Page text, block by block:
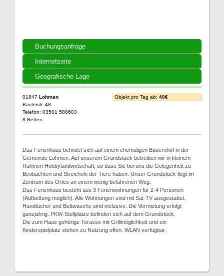
Buchungsanfrage
Internetseite
Geografische Lage
01847 Lohmen
Basteistr. 48
Telefon: 03501 588603
8 Betten
Objekt pro Tag ab: 40€
Das Ferienhaus befindet sich auf einem ehemaligen Bauernhof in der
Gemeinde Lohmen. Auf unserem Grundstück betreiben wir in kleinem
Rahmen Hobbylandwirtschaft, so dass Sie bei uns die Gelegenheit zu
Beobachten und Streicheln der Tiere haben. Unser Grundstück liegt im
Zentrum des Ortes an einem wenig befahrenen Weg.
Das Ferienhaus besteht aus 3 Ferienwohnungen für 2-4 Personen
(Aufbettung möglich). Alle Wohnungen sind mit Sat-TV ausgestattet.
Handtücher und Bettwäsche sind inclusive. Die Vermietung erfolgt
ganzjährig. PKW-Stellplätze befinden sich auf dem Grundstück.
Die zum Haus gehörige Terasse mit Grillmöglichkeit und ein
Kinderspielplatz stehen zu Nutzung offen. WLAN verfügbar.